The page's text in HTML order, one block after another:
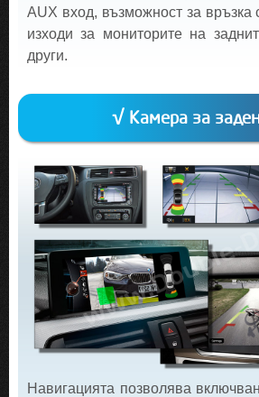
AUX вход, възможност за връзка
изходи за мониторите на
други.
√ Камера за
Навигацията позволява